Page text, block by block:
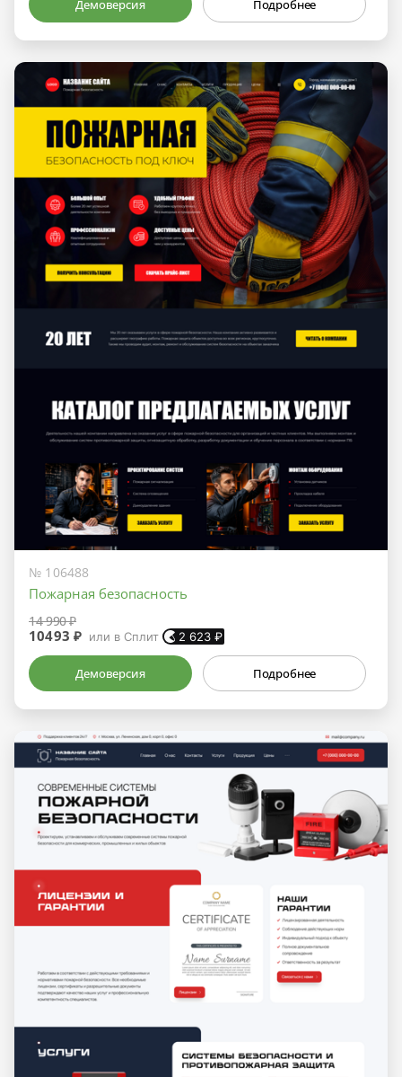
Демоверсия Подробнее
№ 106488
Пожарная безопасность
14 990 ₽
10493 ₽ или в Сплит 2 623 ₽
Демоверсия Подробнее